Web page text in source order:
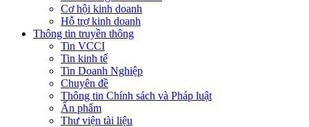
Cơ hội kinh doanh
Hỗ trợ kinh doanh
Thông tin truyền thông
Tin VCCI
Tin kinh tế
Tin Doanh Nghiệp
Chuyên đề
Thông tin Chính sách và Pháp luật
Ấn phẩm
Thư viện tài liệu